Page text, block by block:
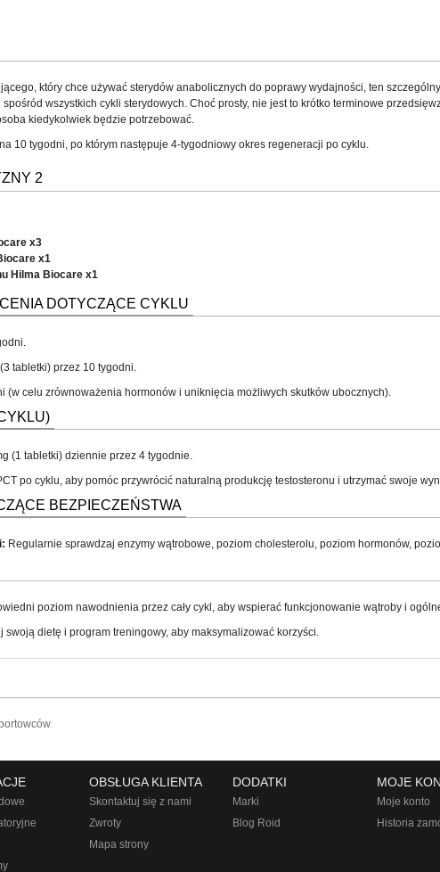
który chce używać sterydów anabolicznych do poprawy wydajności, ten
wszystkich cykli sterydowych. Choć prosty, nie jest to krótko terminowe
kiedykolwiek będzie potrzebować.
10 tygodni, po którym następuje 4-tygodniowy okres regeneracji po cyklu.
2
x3
x1
Hilma Biocare x1
DOTYCZĄCE CYKLU
tabletki) przez 10 tygodni.
(w celu zrównoważenia hormonów i uniknięcia możliwych skutków ubocznych).
(1 tabletki) dziennie przez 4 tygodnie.
po cyklu, aby pomóc przywrócić naturalną produkcję testosteronu i utrzymać swoje
BEZPIECZEŃSTWA
Regularnie sprawdzaj enzymy wątrobowe, poziom cholesterolu, poziom hormonów,
poziom nawodnienia przez cały cykl, aby wspierać funkcjonowanie wątroby i
swoją dietę i program treningowy, aby maksymalizować korzyści.
OBSŁUGA KLIENTA
Skontaktuj się z nami
Zwroty
Mapa strony
DODATKI
Marki
Blog Roid
MOJE
Moje konto
Historia